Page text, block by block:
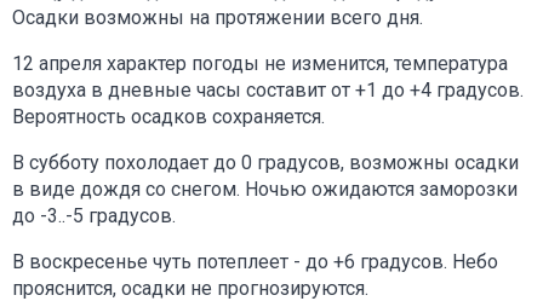
Осадки возможны на протяжении всего дня.
12 апреля характер погоды не изменится, температура
воздуха в дневные часы составит от +1 до +4 градусов.
Вероятность осадков сохраняется.
В субботу похолодает до 0 градусов, возможны осадки
в виде дождя со снегом. Ночью ожидаются заморозки
до -3..-5 градусов.
В воскресенье чуть потеплеет - до +6 градусов. Небо
прояснится, осадки не прогнозируются.